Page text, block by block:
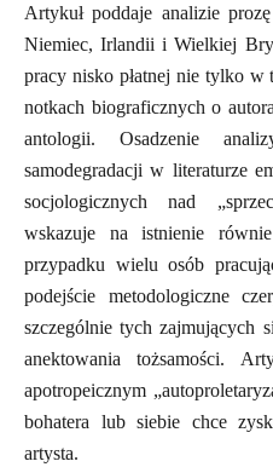
Artykuł poddaje analizie
Niemiec, Irlandii i Wielkiej
pracy nisko płatnej nie tylko
notkach biograficznych o
antologii. Osadzenie
samodegradacji w literaturze
socjologicznych nad
wskazuje na istnienie
przypadku wielu osób
podejście metodologiczne
szczególnie tych zajmujących
anektowania tożsamości.
apotropeicznym
bohatera lub siebie chce
artysta.